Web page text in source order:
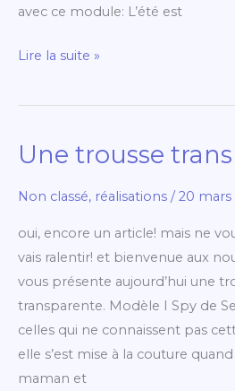
avec ce module: L’été est
Lire la suite »
Une trousse
Non classé, réalisations /20 mars
oui, encore un article! mais ne
vais ralentir! et bienvenue aux
vous présente aujourd’hui une
transparente. Modèle I Spy de
celles qui ne connaissent pas
elle s’est mise à la couture
maman et
Une
transparente